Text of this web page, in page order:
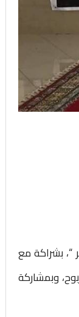
“، بشراكة مع
السراغنة، يومي 17 و18 أبريل 2018 بمنتزه المربوح، وبمشاركة